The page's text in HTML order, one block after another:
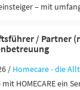
– mit
/ Partner
/ Homecare - die
mit HOMECARE ein